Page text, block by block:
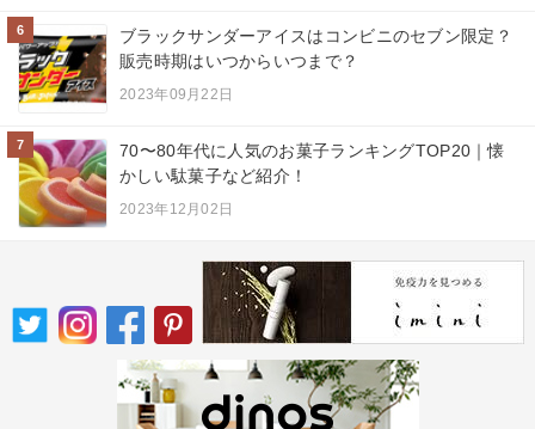
6
ブラックサンダーアイスはコンビニのセブン限定？
販売時期はいつからいつまで？
2023年09月22日
7
70〜80年代に人気のお菓子ランキングTOP20｜懐
かしい駄菓子など紹介！
2023年12月02日